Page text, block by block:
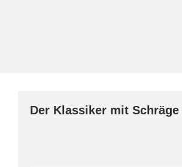
Der Klassiker mit Schräge